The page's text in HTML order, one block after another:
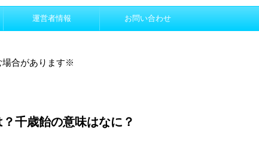
運営者情報 お問い合わせ
場合があります※
千歳飴の意味はなに？